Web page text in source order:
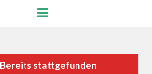
Menu
Bereits stattgefunden